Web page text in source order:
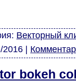
Векторный
2016
bokeh